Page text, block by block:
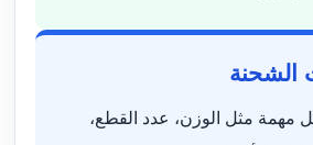
الشحنة
مهمة مثل الوزن، عدد القطع،